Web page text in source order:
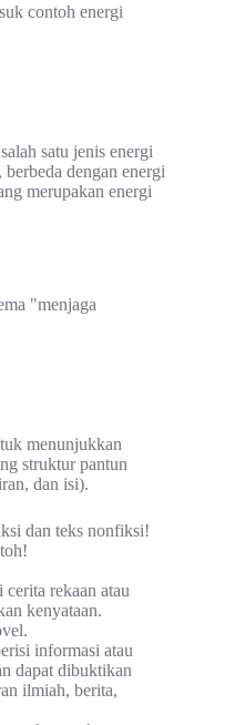
contoh energi
satu jenis energi
dengan energi
merupakan energi
"menjaga
menunjukkan
struktur pantun
dan isi).
dan teks nonfiksi!
rekaan atau
kenyataan.
informasi atau
dapat dibuktikan
ilmiah, berita,